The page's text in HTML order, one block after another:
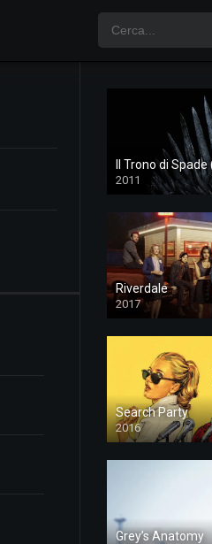
Il Trono di
2011
Riverdale
2017
Search Party
2016
Grey’s Anatomy